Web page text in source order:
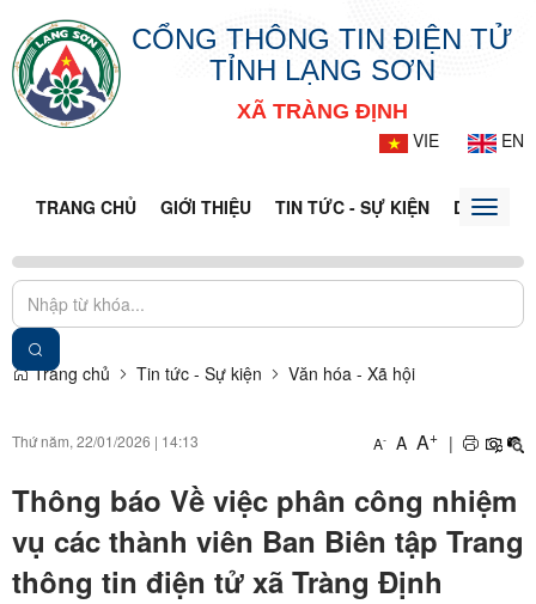
CỔNG THÔNG TIN ĐIỆN TỬ
TỈNH LẠNG SƠN
XÃ TRÀNG ĐỊNH
VIE
EN
TRANG CHỦ GIỚI THIỆU TIN TỨC - SỰ KIỆN DỊCH VỤ
Toggle
Trang chủ Tin tức - Sự kiện Văn hóa - Xã hội
Thứ năm, 22/01/2026 | 14:13 A- A A+ |
Thông báo Về việc phân công nhiệm
vụ các thành viên Ban Biên tập Trang
thông tin điện tử xã Tràng Định